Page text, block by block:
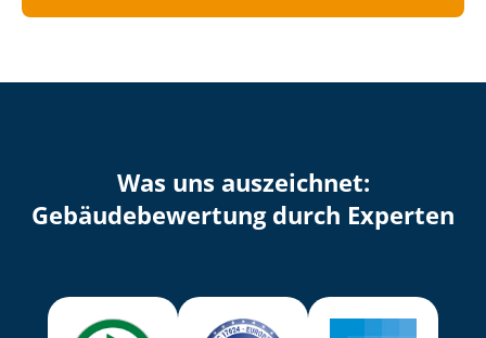
Was uns auszeichnet:
Ge­bäu­de­be­wer­tung durch Experten